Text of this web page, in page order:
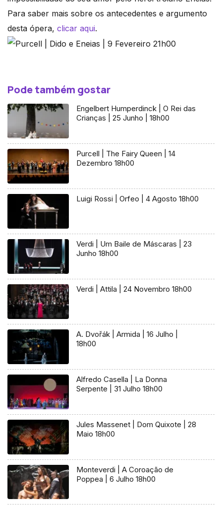
Para saber mais sobre os antecedentes e argumento
desta ópera, clicar aqui.
Pode também gostar
Engelbert Humperdinck | O Rei das
Crianças | 25 Junho | 18h00
Purcell | The Fairy Queen | 14
Dezembro 18h00
Luigi Rossi | Orfeo | 4 Agosto 18h00
Verdi | Um Baile de Máscaras | 23
Junho 18h00
Verdi | Attila | 24 Novembro 18h00
A. Dvořák | Armida | 16 Julho |
18h00
Alfredo Casella | La Donna
Serpente | 31 Julho 18h00
Jules Massenet | Dom Quixote | 28
Maio 18h00
Monteverdi | A Coroação de
Poppea | 6 Julho 18h00